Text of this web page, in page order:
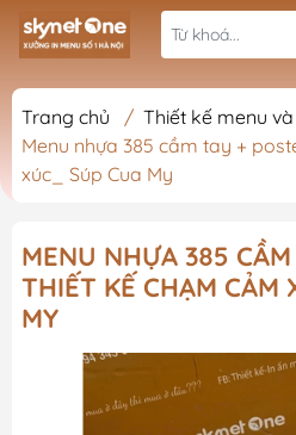
Trang chủ / Thiết kế menu
Menu nhựa 385 cầm tay +
xúc_ Súp Cua My
MENU NHỰA 385 CẦM
THIẾT KẾ CHẠM CẢM
MY